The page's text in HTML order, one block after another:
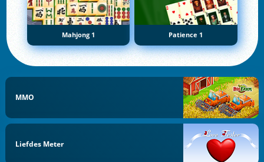
Mahjong 1 Patience 1
MMO
Liefdes Meter